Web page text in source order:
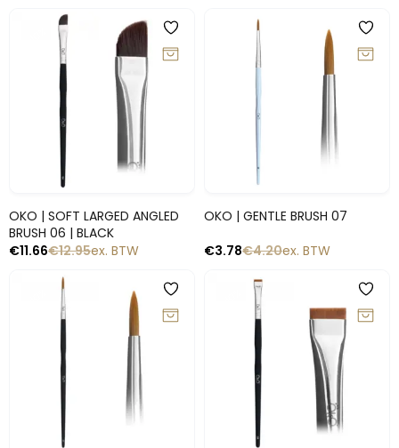
OKO | SOFT LARGED ANGLED
BRUSH 06 | BLACK
€12.95
€11.66 ex. BTW
OKO | GENTLE BRUSH 07
€4.20
€3.78 ex. BTW